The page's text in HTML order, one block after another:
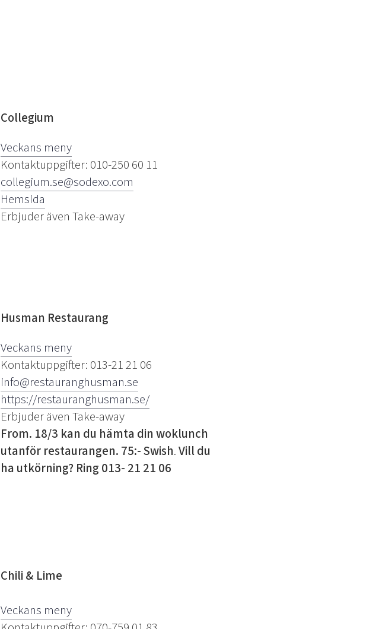
Collegium
Veckans meny
Kontaktuppgifter: 010-250 60 11
collegium.se@sodexo.com
Hemsida
Erbjuder även Take-away
Husman Restaurang
Veckans meny
Kontaktuppgifter: 013-21 21 06
info@restauranghusman.se
https://restauranghusman.se/
Erbjuder även Take-away
From. 18/3 kan du hämta din woklunch
utanför restaurangen. 75:- Swish.Vill du
ha utkörning? Ring 013- 21 21 06
Chili & Lime
Veckans meny